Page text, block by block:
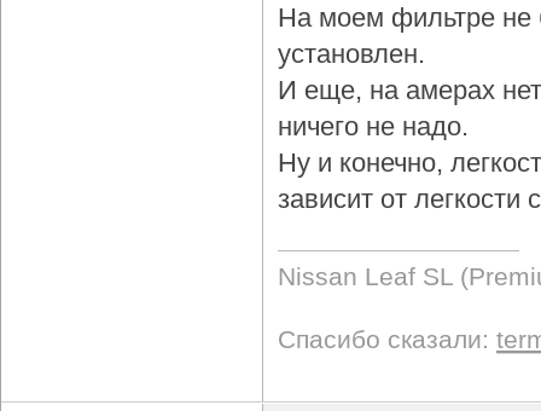
На моем фильтре не
установлен.
И еще, на амерах
ничего не надо.
Ну и конечно,
зависит от
Nissan Leaf SL
Спасибо сказали: